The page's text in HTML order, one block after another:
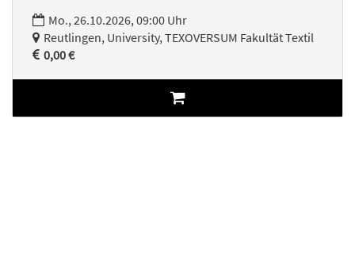
Mo., 26.10.2026, 09:00 Uhr
Reutlingen, University, TEXOVERSUM Fakultät Textil
0,00 €